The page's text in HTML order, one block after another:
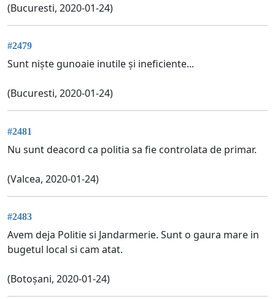
(Bucuresti, 2020-01-24)
#2479
Sunt niște gunoaie inutile și ineficiente...
(Bucuresti, 2020-01-24)
#2481
Nu sunt deacord ca politia sa fie controlata de primar.
(Valcea, 2020-01-24)
#2483
Avem deja Politie si Jandarmerie. Sunt o gaura mare in
bugetul local si cam atat.
(Botoșani, 2020-01-24)